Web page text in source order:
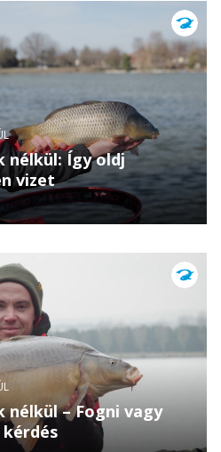
nélkül: Így oldj
vizet
– Fogni vagy